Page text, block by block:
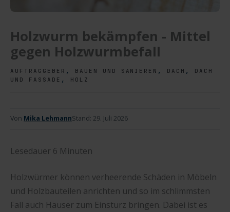
Holzwurm bekämpfen - Mittel
gegen Holzwurmbefall
AUFTRAGGEBER , BAUEN UND SANIEREN , DACH ,
DACH
UND FASSADE , HOLZ
Von Mika LehmannStand: 29. Juli 2026
Lesedauer 6 Minuten
Holzwürmer können verheerende Schäden in Möbeln
und Holzbauteilen anrichten und so im schlimmsten
Fall auch Häuser zum Einsturz bringen. Dabei ist es